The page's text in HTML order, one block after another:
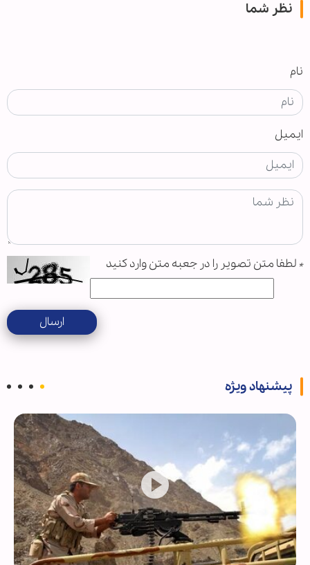
نظر شما
نام
ایمیل
* لطفا متن تصویر را در جعبه متن وارد کنید
ارسال
پیشنهاد ویژه